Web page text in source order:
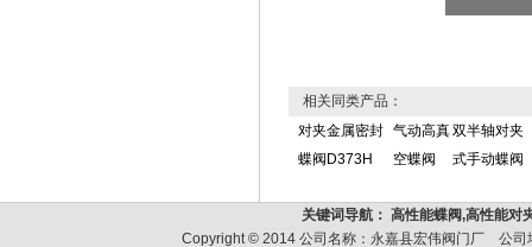
相关同类产品：
对夹金属密封
蝶阀D373H
气动高真
空蝶阀
双半轴对夹
式手动蝶阀
关键词导航： 高性能蝶阀,高性能对
Copyright © 2014 公司名称：永嘉县宏伟阀门厂 公